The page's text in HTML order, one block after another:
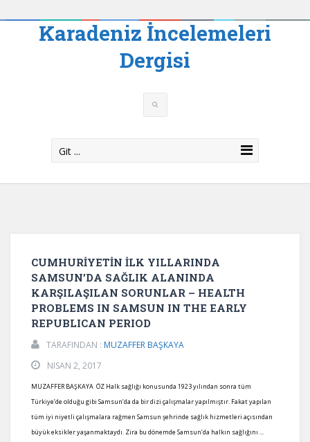
Karadeniz İncelemeleri
Dergisi
Git ...
CUMHURİYETİN İLK YILLARINDA
SAMSUN’DA SAĞLIK ALANINDA
KARŞILAŞILAN SORUNLAR – HEALTH
PROBLEMS IN SAMSUN IN THE EARLY
REPUBLICAN PERIOD
TARAFINDAN : MUZAFFER BAŞKAYA
NISAN 2, 2017
MUZAFFER BAŞKAYA ÖZ Halk sağlığı konusunda 1923 yılından sonra tüm
Türkiye’de olduğu gibi Samsun’da da bir dizi çalışmalar yapılmıştır. Fakat yapılan
tüm iyi niyetli çalışmalara rağmen Samsun şehrinde sağlık hizmetleri açısından
büyük eksikler yaşanmaktaydı. Zira bu dönemde Samsun’da halkın sağlığını ...